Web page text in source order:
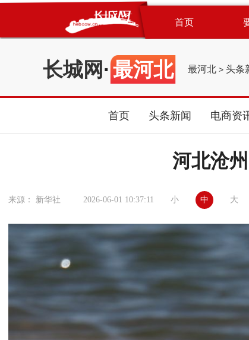
首页
长城网 ·最河北 最河北 > 头条
首页 头条新闻 电商资
河北沧
来源： 新华社 2026-06-01 10:37:11 小 中 大